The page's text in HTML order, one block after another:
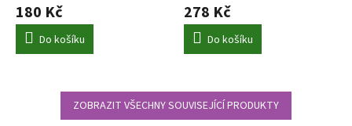
180 Kč
Do košíku
278 Kč
Do košíku
ZOBRAZIT VŠECHNY SOUVISEJÍCÍ PRODUKTY